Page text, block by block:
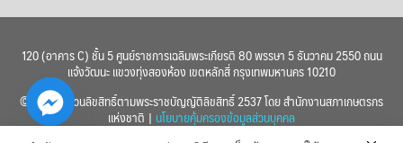
120 (อาคาร C) ชั้น 5 ศูนย์ราชการเฉลิมพระเกียรติ 80 พรรษา 5 ธันวาคม 2550 ถนน
แจ้งวัฒนะ แขวงทุ่งสองห้อง เขตหลักสี่ กรุงเทพมหานคร 10210
© 2560 สงวนลิขสิทธิ์ตามพระราชบัญญัติลิขสิทธิ์ 2537 โดย สำนักงานสภาเกษตรกร
แห่งชาติ | นโยบายคุ้มครองข้อมูลส่วนบุคคล